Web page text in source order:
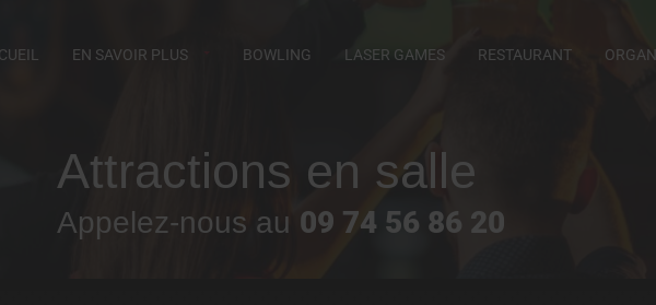
Attractions en salle
Appelez-nous au 09 74 56 86 20
EN SAVOIR PLUS BOWLING LASER GAMES RESTAURANT